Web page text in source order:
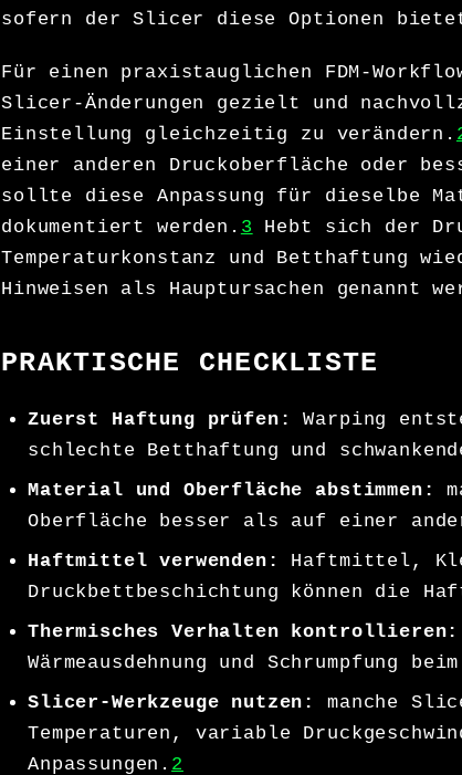
sofern der Slicer diese Optionen
Für einen praxistauglichen FDM-
Slicer-Änderungen gezielt und
Einstellung gleichzeitig zu verändern.
einer anderen Druckoberfläche oder
sollte diese Anpassung für dieselbe
dokumentiert werden. 3 Hebt sich der
Temperaturkonstanz und Betthaftung
Hinweisen als Hauptursachen genannt
PRAKTISCHE CHECKLISTE
Zuerst Haftung prüfen:
Warping
schlechte Betthaftung und
Material und Oberfläche abstimmen:
Oberfläche besser als auf einer
Haftmittel verwenden:
Haftmittel,
Druckbettbeschichtung können die
Thermisches Verhalten kontrollieren:
Wärmeausdehnung und Schrumpfung
Slicer-Werkzeuge nutzen:
manche
Temperaturen, variable
Anpassungen. 2